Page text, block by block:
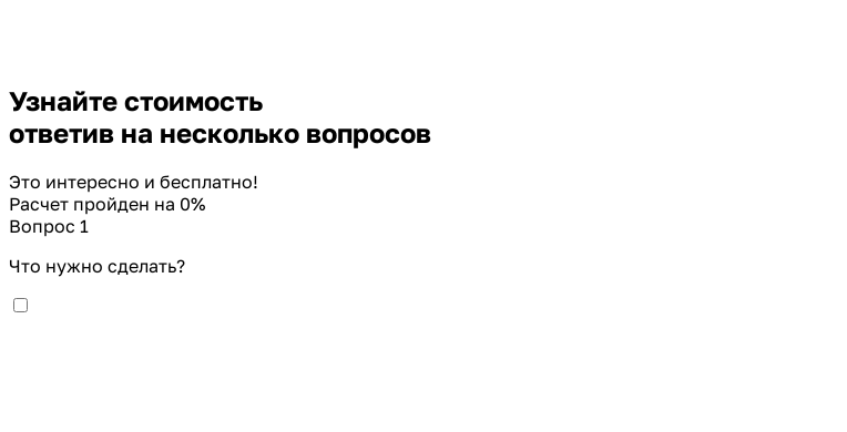
Узнайте стоимость
ответив на несколько вопросов
Это интересно и бесплатно!
Расчет пройден на 0%
Вопрос 1
Что нужно сделать?